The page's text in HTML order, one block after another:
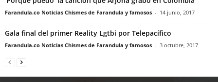
Farandula.co Noticias Chismes de Farandula y famosos - 14 junio, 2017
Gala final del primer Reality Lgtbi por Telepacífico
Farandula.co Noticias Chismes de Farandula y famosos - 3 octubre, 2017